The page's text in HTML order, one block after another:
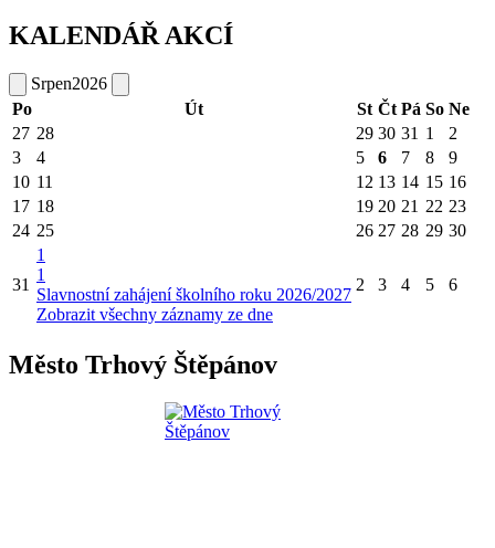
KALENDÁŘ AKCÍ
Srpen2026
Po
Út St Čt Pá So Ne
27 28 29 30 31 1
2
3
4 5 6 7 8
9
10 11 12 13 14 15 16
17 18 19 20 21 22 23
24 25 26 27 28 29 30
31
1
1
Slavnostní zahájení školního roku 2026/2027
Zobrazit všechny záznamy ze dne
2 3 4 5 6
Město Trhový Štěpánov